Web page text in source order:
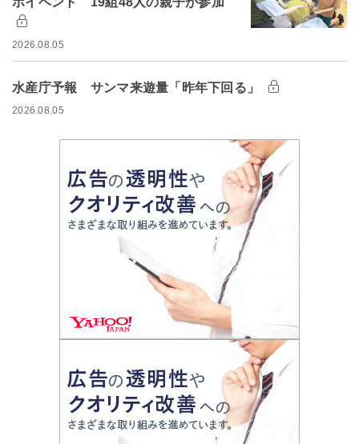
2026.08.05
水産庁予報 サンマ来遊量「昨年下回る」
2026.08.05